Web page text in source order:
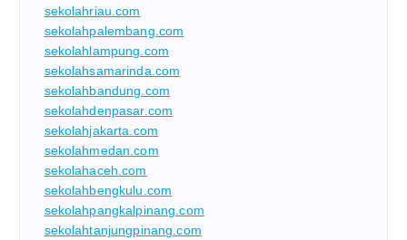
sekolahriau.com
sekolahpalembang.com
sekolahlampung.com
sekolahsamarinda.com
sekolahbandung.com
sekolahdenpasar.com
sekolahjakarta.com
sekolahmedan.com
sekolahaceh.com
sekolahbengkulu.com
sekolahpangkalpinang.com
sekolahtanjungpinang.com